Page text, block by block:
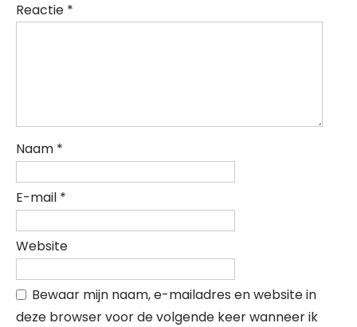
Reactie *
Naam *
E-mail *
Website
Bewaar mijn naam, e-mailadres en website in
deze browser voor de volgende keer wanneer ik